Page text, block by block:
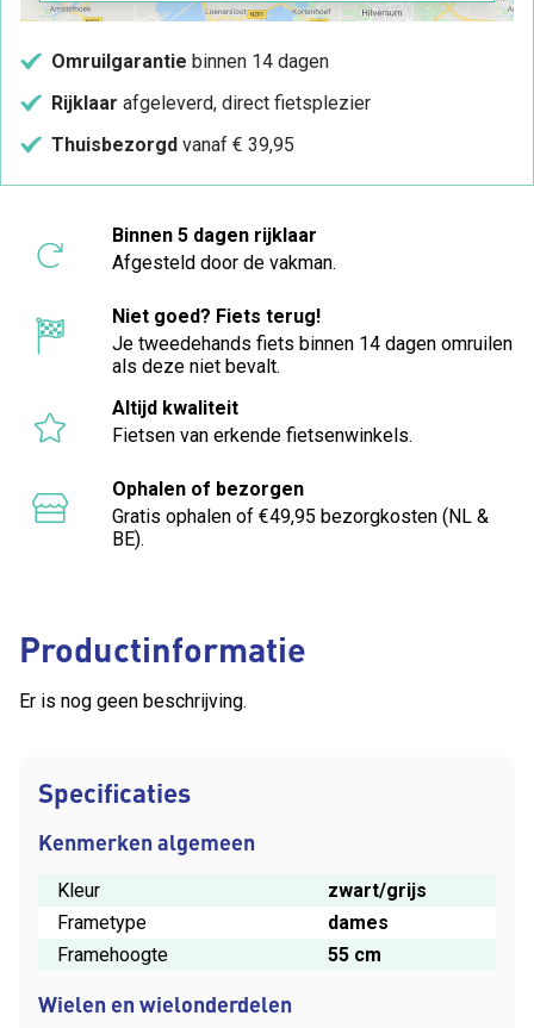
Productinformatie
Er is nog geen beschrijving.
Specificaties
Kenmerken algemeen
Kleur
zwart/grijs
Frametype
dames
Framehoogte
55 cm
Wielen en wielonderdelen
Omruilgarantie binnen 14 dagen
Rijklaar afgeleverd, direct fietsplezier
Thuisbezorgd vanaf € 39,95
Binnen 5 dagen rijklaar
Afgesteld door de vakman.
Niet goed? Fiets terug!
Je tweedehands fiets binnen 14 dagen omruilen
als deze niet bevalt.
Altijd kwaliteit
Fietsen van erkende fietsenwinkels.
Ophalen of bezorgen
Gratis ophalen of €49,95 bezorgkosten (NL &
BE).